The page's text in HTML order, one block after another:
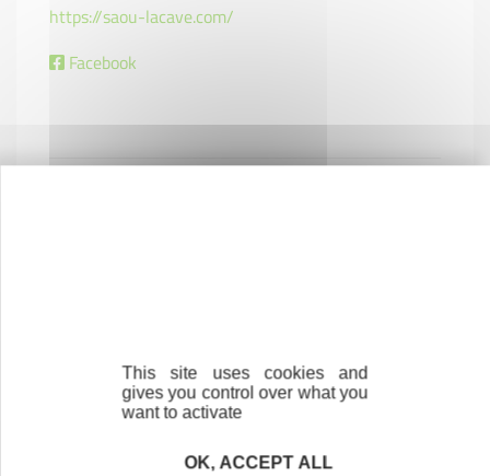
https://saou-lacave.com/
Facebook
This site uses cookies and
gives you control over what you
want to activate
OK, ACCEPT ALL